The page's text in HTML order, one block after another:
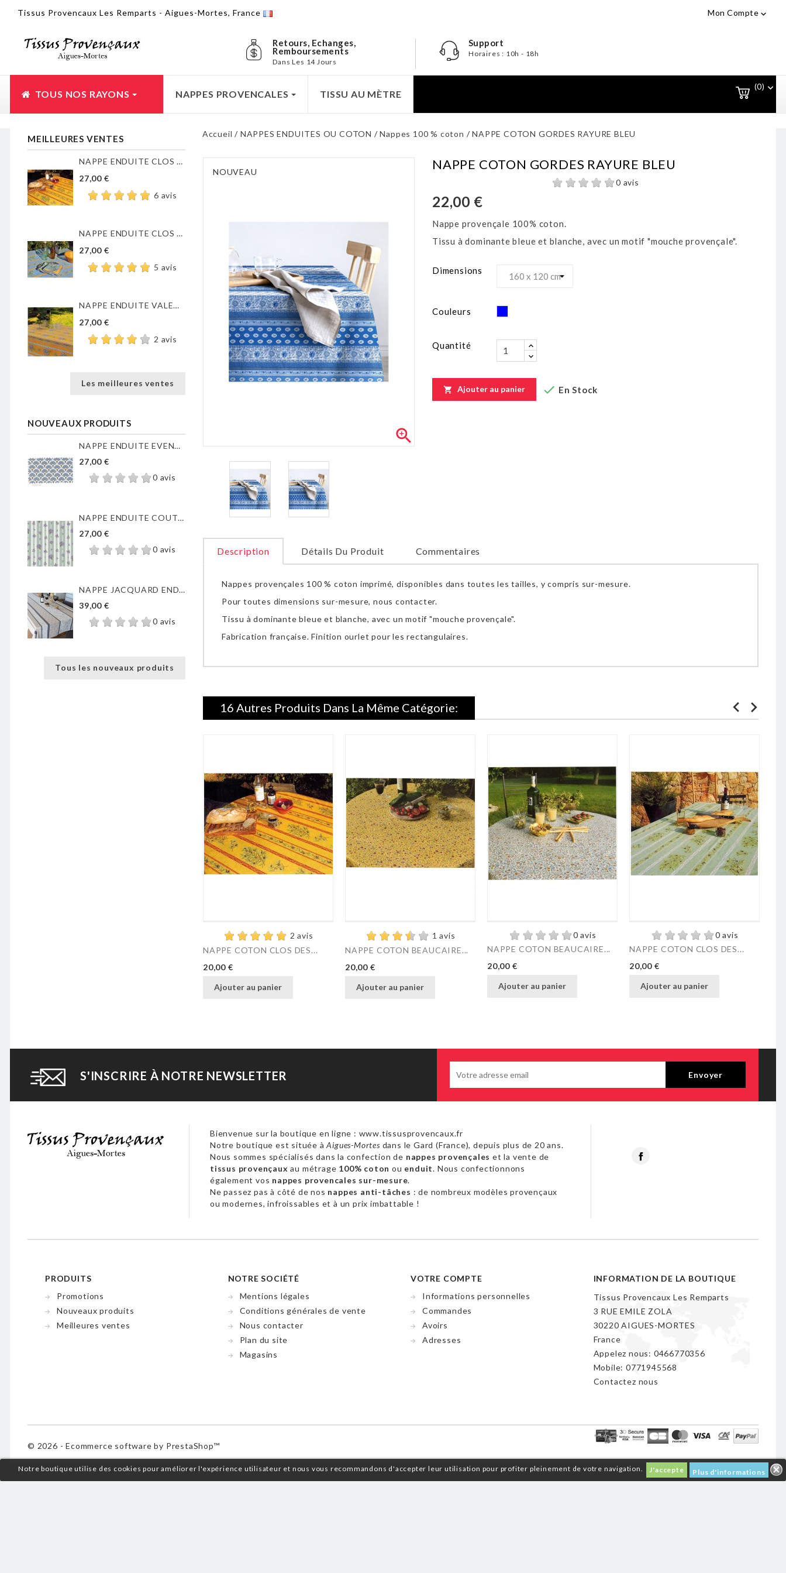
Tissus Provencaux Les Remparts - Aigues-Mortes, France Mon Compte 
Retours, Echanges,
Remboursements
Dans Les 14 Jours
Support
Horaires : 10h - 18h
Notre boutique utilise des cookies pour améliorer l'expérience utilisateur et nous vous recommandons d'accepter leur utilisation pour profiter pleinement de votre navigation. J'accepte Plus d'informations
TOUS NOS RAYONS NAPPES PROVENCALES TISSU AU MÈTRE
(0) 
MEILLEURES VENTES
NAPPE ENDUITE CLOS DES...
27,00 €
6 avis
NAPPE ENDUITE CLOS DES...
27,00 €
5 avis
NAPPE ENDUITE VALENSOLE JAUNE
27,00 €
2 avis
Les meilleures ventes
NOUVEAUX PRODUITS
NAPPE ENDUITE EVENTAILS...
27,00 €
0 avis
NAPPE ENDUITE COUTIL DE...
27,00 €
0 avis
NAPPE JACQUARD ENDUIT...
39,00 €
0 avis
Tous les nouveaux produits
Accueil NAPPES ENDUITES OU COTON Nappes 100 % coton NAPPE COTON GORDES RAYURE BLEU
NOUVEAU

NAPPE COTON GORDES RAYURE BLEU
0 avis
22,00 €
Nappe provençale 100% coton.
Tissu à dominante bleue et blanche, avec un motif "mouche provençale".
Dimensions
Couleurs Bleu
Quantité
 Ajouter au panier  En Stock
Description Détails Du Produit Commentaires
Nappes provençales 100 % coton imprimé, disponibles dans toutes les tailles, y compris sur-mesure.
Pour toutes dimensions sur-mesure, nous contacter.
Tissu à dominante bleue et blanche, avec un motif "mouche provençale".
Fabrication française. Finition ourlet pour les rectangulaires.
16 Autres Produits Dans La Même Catégorie:
2 avis
NAPPE COTON CLOS DES...
Prix
20,00 €
Ajouter au panier
1 avis
NAPPE COTON BEAUCAIRE...
Prix
20,00 €
Ajouter au panier
0 avis
NAPPE COTON BEAUCAIRE...
Prix
20,00 €
Ajouter au panier
0 avis
NAPPE COTON CLOS DES...
Prix
20,00 €
Ajouter au panier
S'INSCRIRE À NOTRE NEWSLETTER
Bienvenue sur la boutique en ligne : www.tissusprovencaux.fr
Notre boutique est située àAigues-Mortes dans le Gard (France), depuis plus de 20 ans.
Nous sommes spécialisés dans la confection de nappes provençales et la vente de
tissus provençaux au métrage 100% coton ou enduit. Nous confectionnons
également vos nappes provencales sur-mesure.
Ne passez pas à côté de nos nappes anti-tâches : de nombreux modèles provençaux
ou modernes, infroissables et à un prix imbattable !
PRODUITS
Promotions
Nouveaux produits
Meilleures ventes
NOTRE SOCIÉTÉ
Mentions légales
Conditions générales de vente
Nous contacter
Plan du site
Magasins
VOTRE COMPTE
Informations personnelles
Commandes
Avoirs
Adresses
INFORMATION DE LA BOUTIQUE
Tissus Provencaux Les Remparts
3 RUE EMILE ZOLA
30220 AIGUES-MORTES
France
Appelez nous: 0466770356
Mobile: 0771945568
Contactez nous
© 2026 - Ecommerce software by PrestaShop™